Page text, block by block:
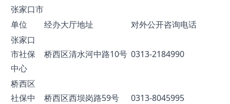
张家口市
单位
经办大厅地址
对外公开咨询电话
张家口
市社保
中心
桥西区清水河中路10号 0313-2184990
桥西区
社保中
桥西区西坝岗路59号 0313-8045995